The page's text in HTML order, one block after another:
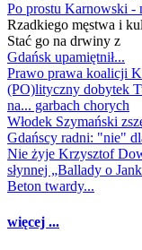
Po prostu Karnowski -
Rzadkiego męstwa i
Stać go na drwiny z
Gdańsk upamiętnił...
Prawo prawa koalicji
(PO)lityczny dobytek
na... garbach chorych
Włodek Szymański
Gdańscy radni: "nie"
Nie żyje Krzysztof
słynnej „Ballady o
Beton twardy...
więcej ...